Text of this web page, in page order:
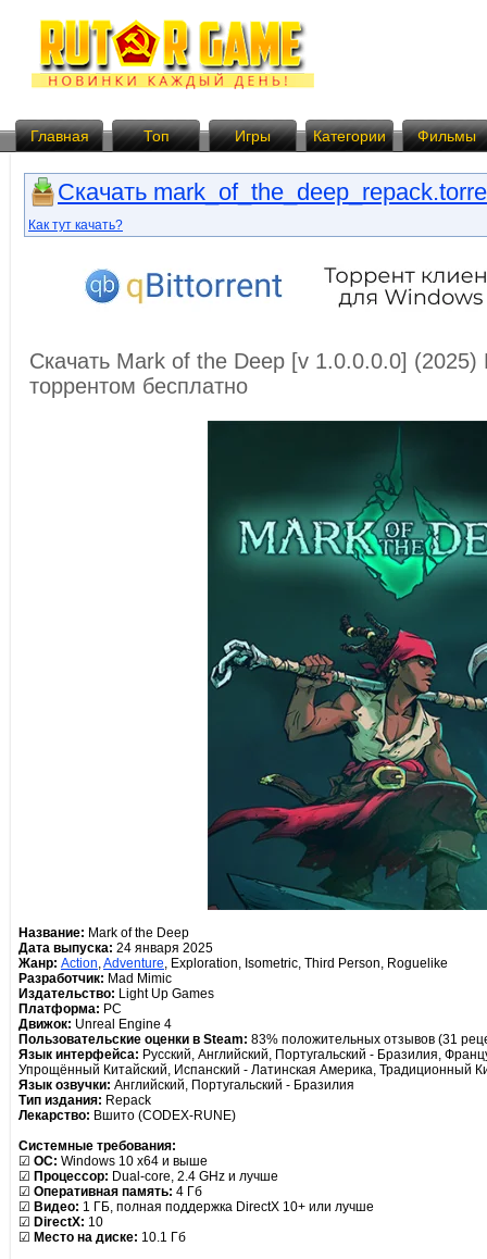
Главная Топ Игры Категории Фильмы
Скачать
Как тут качать?
Скачать Mark of the Deep [v 1.0.0.0.0] (2025)
торрентом бесплатно
Название: Mark of the Deep
Дата выпуска: 24 января 2025
Жанр: Action,Adventure, Exploration, Isometric, Third Person, Roguelike
Разработчик: Mad Mimic
Издательство: Light Up Games
Платформа: PC
Движок: Unreal Engine 4
Пользовательские оценки в Steam: 83% положительных отзывов (31
Язык интерфейса: Русский, Английский, Португальский - Бразилия,
Упрощённый Китайский, Испанский - Латинская Америка, Традиционный
Язык озвучки: Английский, Португальский - Бразилия
Тип издания: Repack
Лекарство: Вшито (CODEX-RUNE)
Системные требования:
☑ ОС: Windows 10 x64 и выше
☑ Процессор: Dual-core, 2.4 GHz и лучше
☑ Оперативная память: 4 Гб
☑ Видео: 1 ГБ, полная поддержка DirectX 10+ или лучше
☑ DirectX: 10
☑ Место на диске: 10.1 Гб